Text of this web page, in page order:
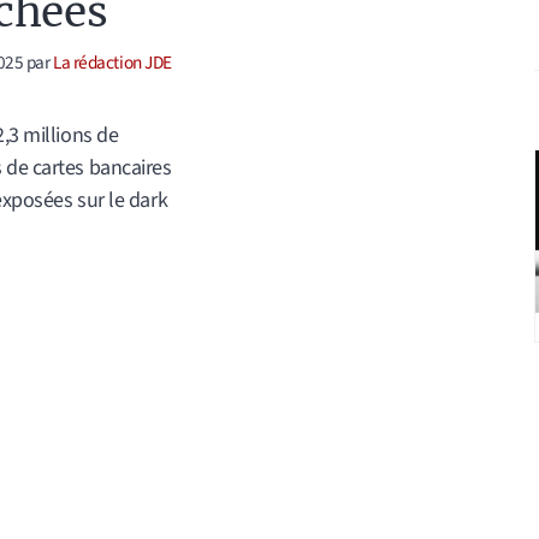
parLa rédaction JDE
millions de
cartes bancaires
sur le dark